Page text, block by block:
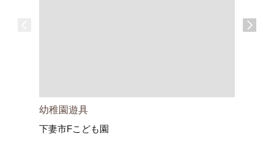
幼稚園遊具
下妻市Fこども園